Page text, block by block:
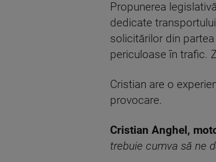
Propunerea
dedicate
solicitărilor din
periculoase în trafic.
Cristian are o
provocare.
Cristian Anghel,
trebuie cumva să ne